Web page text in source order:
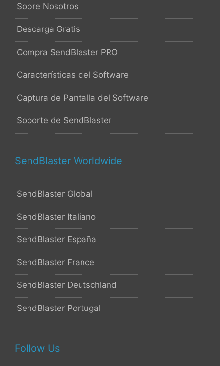
Sobre Nosotros
Descarga Gratis
Compra SendBlaster PRO
Características del Software
Captura de Pantalla del Software
Soporte de SendBlaster
SendBlaster Worldwide
SendBlaster Global
SendBlaster Italiano
SendBlaster España
SendBlaster France
SendBlaster Deutschland
SendBlaster Portugal
Follow Us